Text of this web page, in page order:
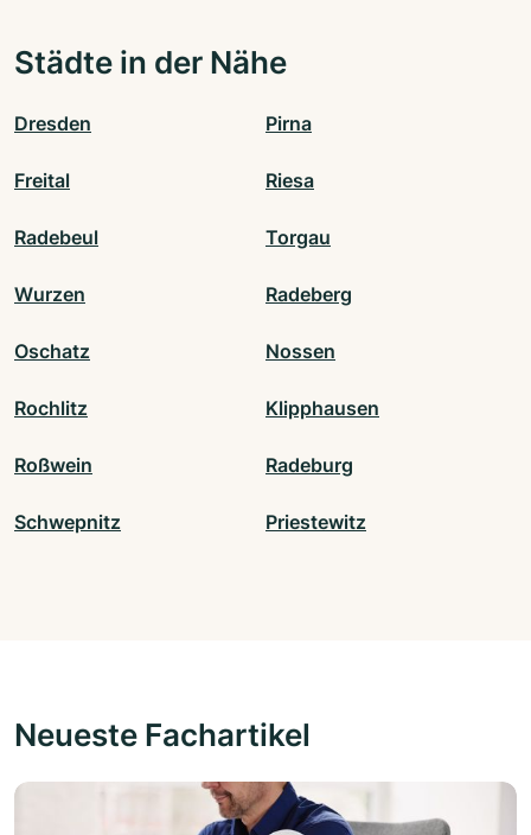
Städte in der Nähe
Dresden Pirna
Freital Riesa
Radebeul Torgau
Wurzen Radeberg
Oschatz Nossen
Rochlitz Klipphausen
Roßwein Radeburg
Schwepnitz Priestewitz
Neueste Fachartikel